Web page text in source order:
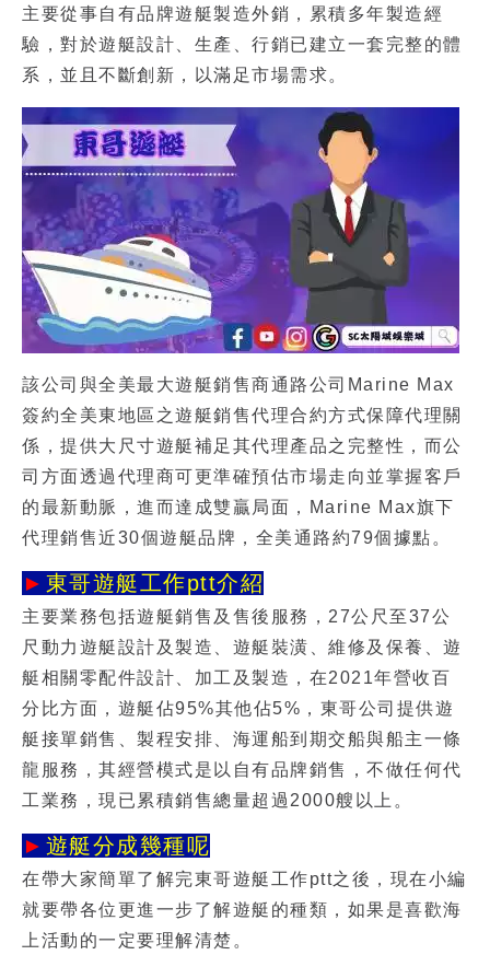
主要從事自有品牌遊艇製造外銷，累積多年製造經
驗，對於遊艇設計、生產、行銷已建立一套完整的體
系，並且不斷創新，以滿足市場需求。
該公司與全美最大遊艇銷售商通路公司Marine Max
簽約全美東地區之遊艇銷售代理合約方式保障代理關
係，提供大尺寸遊艇補足其代理產品之完整性，而公
司方面透過代理商可更準確預估市場走向並掌握客戶
的最新動脈，進而達成雙贏局面，Marine Max旗下
代理銷售近30個遊艇品牌，全美通路約79個據點。
► 東哥遊艇工作ptt介紹
主要業務包括遊艇銷售及售後服務，27公尺至37公
尺動力遊艇設計及製造、遊艇裝潢、維修及保養、遊
艇相關零配件設計、加工及製造，在2021年營收百
分比方面，遊艇佔95%其他佔5%，東哥公司提供遊
艇接單銷售、製程安排、海運船到期交船與船主一條
龍服務，其經營模式是以自有品牌銷售，不做任何代
工業務，現已累積銷售總量超過2000艘以上。
► 遊艇分成幾種呢
在帶大家簡單了解完東哥遊艇工作ptt之後，現在小編
就要帶各位更進一步了解遊艇的種類，如果是喜歡海
上活動的一定要理解清楚。